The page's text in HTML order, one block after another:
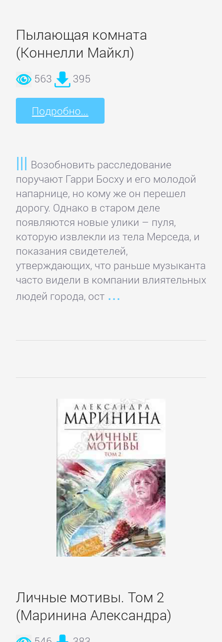
Пылающая комната
(Коннелли Майкл)
563 395
Подробно...
Возобновить расследование
поручают Гарри Босху и его молодой
напарнице, но кому же он перешел
дорогу. Однако в старом деле
появляются новые улики – пуля,
которую извлекли из тела Мерседа, и
показания свидетелей,
утверждающих, что раньше музыканта
часто видели в компании влиятельных
людей города, ост
Личные мотивы. Том 2
(Маринина Александра)
Зарубежные
Зарубежные
любовные
романы
Зарубежные
приключения
Зарубежные
стихи
Современная
зарубежная
литература
КЛАССИКА
Древневосточная
литература
Зарубежная
классика
Классическая
Литература
19
века